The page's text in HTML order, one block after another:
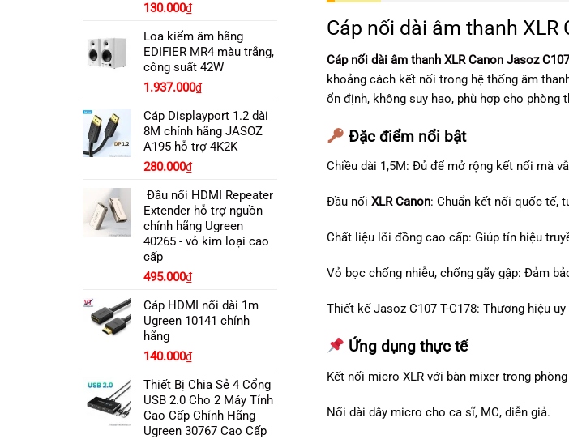
130.000₫
Loa kiểm âm hãng
EDIFIER MR4 màu trắng,
công suất 42W
1.937.000₫
Cáp Displayport 1.2 dài
8M chính hãng JASOZ
A195 hỗ trợ 4K2K
280.000₫
Đầu nối HDMI Repeater
Extender hỗ trợ nguồn
chính hãng Ugreen
40265 - vỏ kim loại cao
cấp
495.000₫
Cáp HDMI nối dài 1m
Ugreen 10141 chính
hãng
140.000₫
Thiết Bị Chia Sẻ 4 Cổng
USB 2.0 Cho 2 Máy Tính
Cao Cấp Chính Hãng
Ugreen 30767 Cao Cấp
Cáp nối dài âm thanh XLR
Cáp nối dài âm thanh XLR Canon Jasoz
khoảng cách kết nối trong hệ thống âm
ổn định, không suy hao, phù hợp cho phòng
Đặc điểm nổi bật
Chiều dài 1,5M: Đủ để mở rộng kết nối mà
Đầu nối XLR Canon: Chuẩn kết nối quốc tế,
Chất liệu lõi đồng cao cấp: Giúp tín hiệu
Vỏ bọc chống nhiễu, chống gãy gập: Đảm
Thiết kế Jasoz C107 T-C178: Thương hiệu
Ứng dụng thực tế
Kết nối micro XLR với bàn mixer trong
Nối dài dây micro cho ca sĩ, MC, diễn giả.